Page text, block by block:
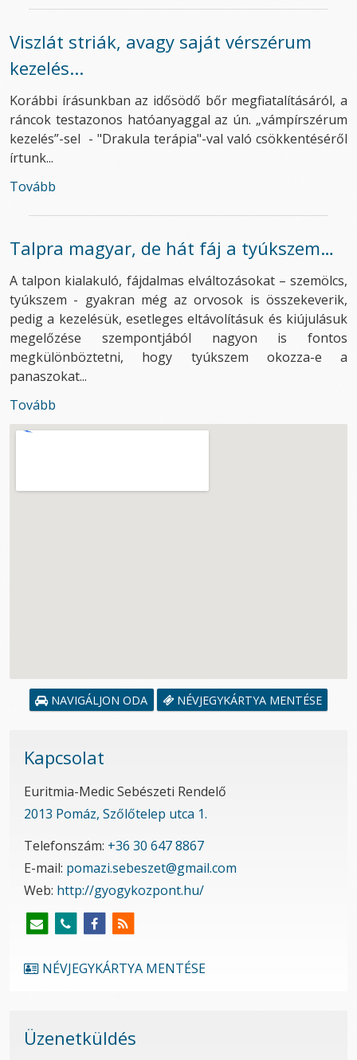
Viszlát striák, avagy saját vérszérum
kezelés...
Korábbi írásunkban az idősödő bőr megfiatalításáról, a
ráncok testazonos hatóanyaggal az ún. „vámpírszérum
kezelés”-sel - "Drakula terápia"-val való csökkentéséről
írtunk...
Tovább
Talpra magyar, de hát fáj a tyúkszem…
A talpon kialakuló, fájdalmas elváltozásokat – szemölcs,
tyúkszem - gyakran még az orvosok is összekeverik,
pedig a kezelésük, esetleges eltávolításuk és kiújulásuk
megelőzése szempontjából nagyon is fontos
megkülönböztetni, hogy tyúkszem okozza-e a
panaszokat...
Tovább
NAVIGÁLJON ODA NÉVJEGYKÁRTYA MENTÉSE
Kapcsolat
Euritmia-Medic Sebészeti Rendelő
2013 Pomáz, Szőlőtelep utca 1.
Telefonszám: +36 30 647 8867
E-mail: pomazi.sebeszet@gmail.com
Web: http://gyogykozpont.hu/
NÉVJEGYKÁRTYA MENTÉSE
Üzenetküldés